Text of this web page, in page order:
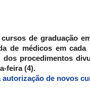
de graduação
de médicos em
procedimentos
feira (4).
de novos